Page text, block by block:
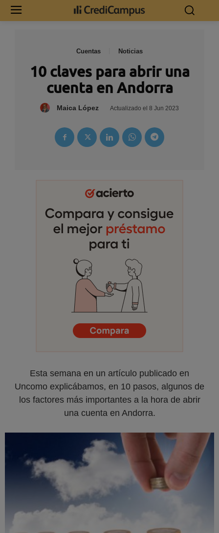
Cuentas Noticias
10 claves para abrir una
cuenta en Andorra
Maica López Actualizado el 8 Jun 2023
Esta semana en un artículo publicado en
Uncomo explicábamos, en 10 pasos, algunos de
los factores más importantes a la hora de abrir
una cuenta en Andorra.